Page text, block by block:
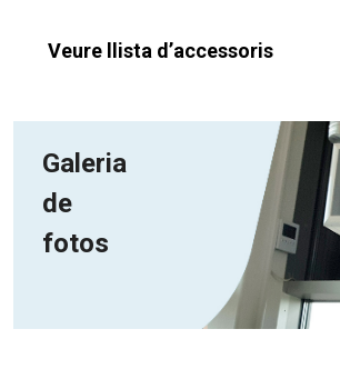
Veure llista d’accessoris
Galeria
de
fotos